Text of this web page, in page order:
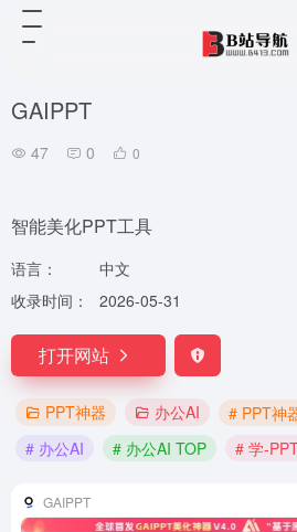
GAIPPT
47 0 0
智能美化PPT工具
语言：
中文
收录时间：
2026-05-31
打开网站
PPT神器 办公AI # PPT神
# 办公AI
# 办公AI TOP # 学-
GAIPPT